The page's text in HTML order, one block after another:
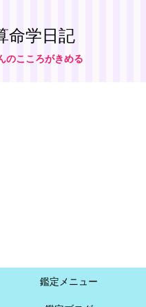
命学日記
のこころがきめる
鑑定メニュー